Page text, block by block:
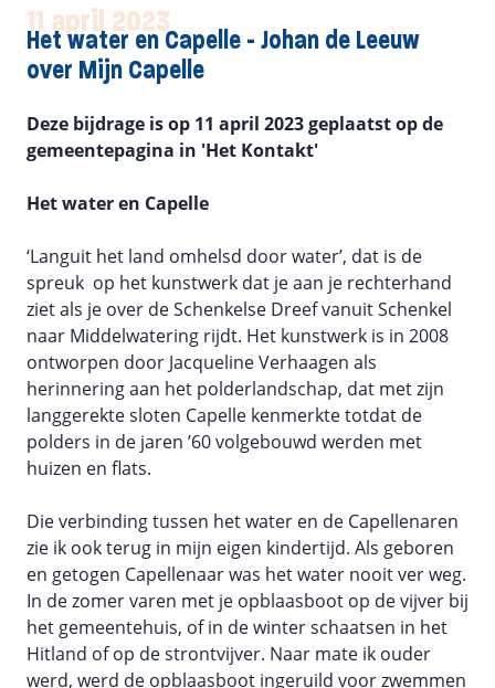
11 april 2023
Het water en Capelle - Johan de Leeuw
over Mijn Capelle
Deze bijdrage is op 11 april 2023 geplaatst op de
gemeentepagina in 'Het Kontakt'
Het water en Capelle
‘Languit het land omhelsd door water’, dat is de
spreuk op het kunstwerk dat je aan je rechterhand
ziet als je over de Schenkelse Dreef vanuit Schenkel
naar Middelwatering rijdt. Het kunstwerk is in 2008
ontworpen door Jacqueline Verhaagen als
herinnering aan het polderlandschap, dat met zijn
langgerekte sloten Capelle kenmerkte totdat de
polders in de jaren ’60 volgebouwd werden met
huizen en flats.
Die verbinding tussen het water en de Capellenaren
zie ik ook terug in mijn eigen kindertijd. Als geboren
en getogen Capellenaar was het water nooit ver weg.
In de zomer varen met je opblaasboot op de vijver bij
het gemeentehuis, of in de winter schaatsen in het
Hitland of op de strontvijver. Naar mate ik ouder
werd, werd de opblaasboot ingeruild voor zwemmen